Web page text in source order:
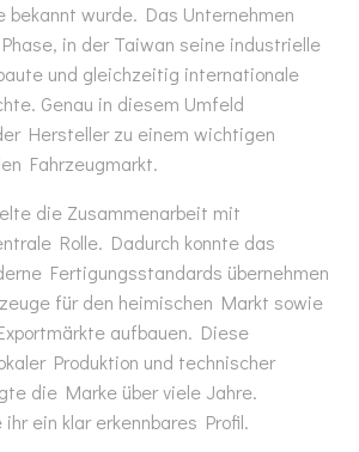
bekannt wurde. Das Unternehmen
in der Taiwan seine industrielle
und gleichzeitig internationale
Genau in diesem Umfeld
Hersteller zu einem wichtigen
Fahrzeugmarkt.
die Zusammenarbeit mit
Rolle. Dadurch konnte das
Fertigungsstandards übernehmen
für den heimischen Markt sowie
aufbauen. Diese
Produktion und technischer
die Marke über viele Jahre.
ein klar erkennbares Profil.